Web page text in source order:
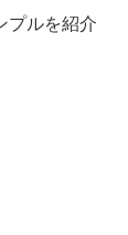
プルを紹介